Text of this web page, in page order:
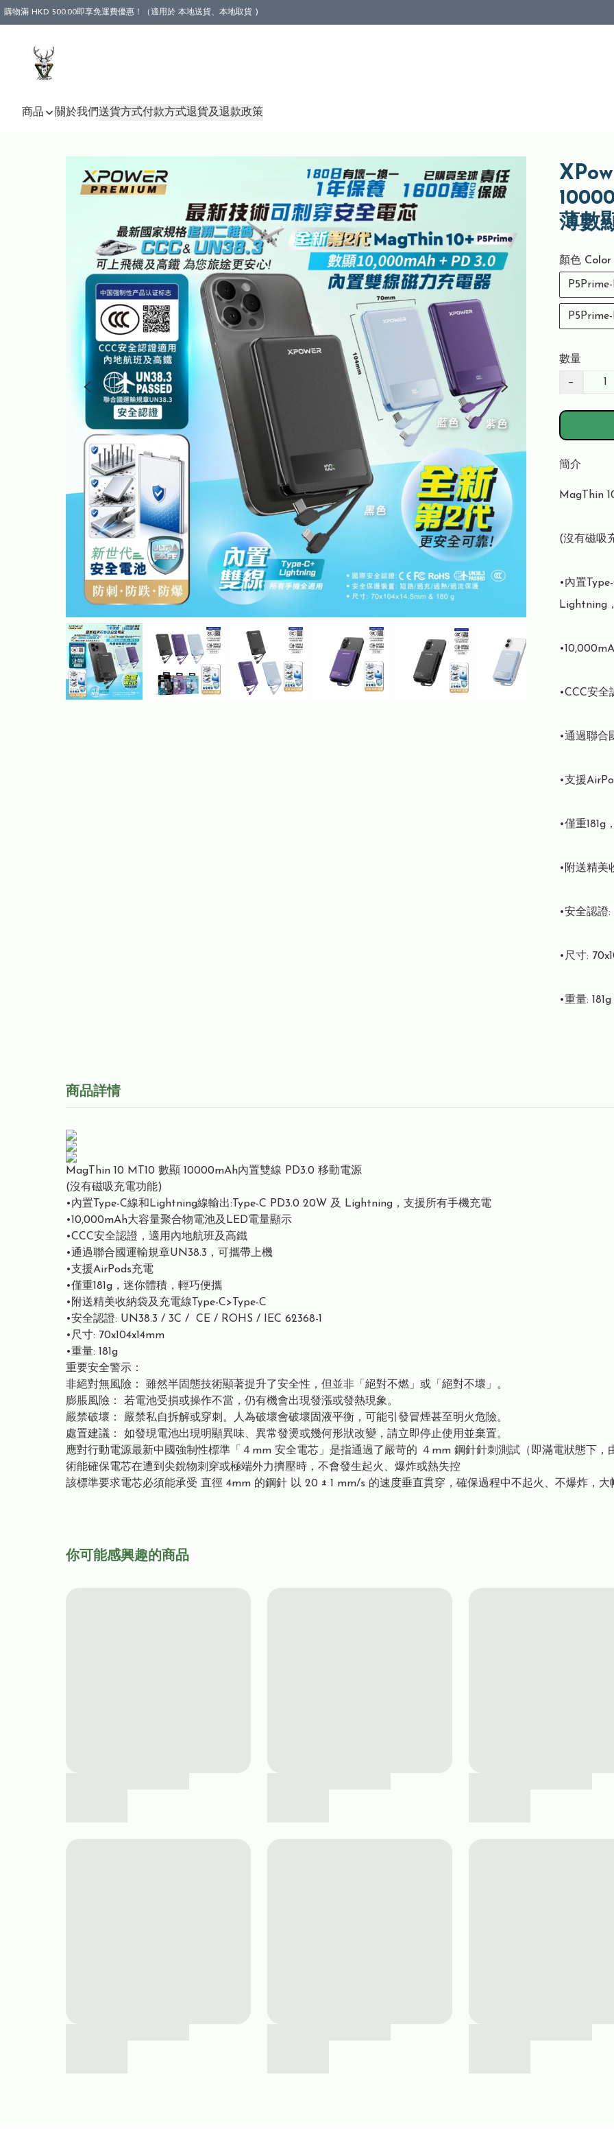
購物滿 HKD 500.00即享免運費優惠！（適用於 本地送貨、本地取貨 )
商品 關於我們送貨方式付款方式退貨及退款政策
薄數
顏色 Color
數量
−
簡介
MagThin
(沒有磁吸
•內置
Lightning
•CCC安
•通過聯合
•支援
•僅重181g
•附送精美
•安全認證
•尺寸:
•重量: 181g
商品詳情
MagThin 10 MT10 數顯 10000mAh內置雙線 PD3.0 移動電源
(沒有磁吸充電功能)
•內置Type-C線和Lightning線輸出:Type-C PD3.0 20W 及 Lightning，支援所有手機充電
•10,000mAh大容量聚合物電池及LED電量顯示
•CCC安全認證，適用內地航班及高鐵
•通過聯合國運輸規章UN38.3，可攜帶上機
•支援AirPods充電
•僅重181g，迷你體積，輕巧便攜
•附送精美收納袋及充電線Type-C>Type-C
•安全認證: UN38.3 / 3C / CE / ROHS / IEC 62368-1
•尺寸: 70x104x14mm
•重量: 181g
重要安全警示：
非絕對無風險： 雖然半固態技術顯著提升了安全性，但並非「絕對不燃」或「絕對不壞」。
膨脹風險： 若電池受損或操作不當，仍有機會出現發漲或發熱現象。
嚴禁破壞： 嚴禁私自拆解或穿刺。人為破壞會破壞固液平衡，可能引發冒煙甚至明火危險。
處置建議： 如發現電池出現明顯異味、異常發燙或幾何形狀改變，請立即停止使用並棄置。
應對行動電源最新中國強制性標準「４mm 安全電芯」是指通過了嚴苛的 ４mm 鋼針針刺測試（即滿電狀態下
術能確保電芯在遭到尖銳物刺穿或極端外力擠壓時，不會發生起火、爆炸或熱失控
該標準要求電芯必須能承受 直徑 4mm 的鋼針 以 20 ± 1 mm/s 的速度垂直貫穿，確保過程中不起火、不爆炸，大
你可能感興趣的商品